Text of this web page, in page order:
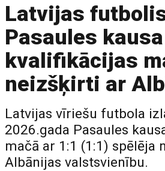
Latvijas
Pasaules kausa
kvalifikācijas
neizšķirti ar
Latvijas vīriešu futbola
2026.gada Pasaules
mačā ar 1:1 (1:1) spēlēja
Albānijas valstsvienību.